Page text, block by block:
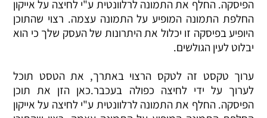
הפיסקה. החלף את התמונה לרלוונטית ע"י לחיצה על אייקון
החלפת התמונה המופיע על התמונה עצמה. רצוי שהתוכן
היופיע בפיסקה זו יכלול את היתרונות של העסק שלך כי הוא
יבלוט לעין הגולשים.
ערוך טקסט זה לטקס הרצוי באתרך, את הטסט תוכל
לערוך על ידי לחיצה כפולה בעכבר.כאן הזן את תוכן
הפיסקה. החלף את התמונה לרלוונטית ע"י לחיצה על אייקון